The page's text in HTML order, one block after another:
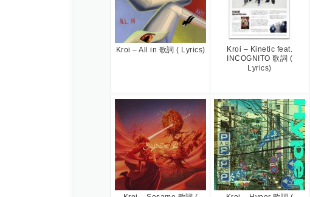
Kroi – All in 歌詞 ( Lyrics)
Kroi – Kinetic feat.
INCOGNITO 歌詞 (
Lyrics)